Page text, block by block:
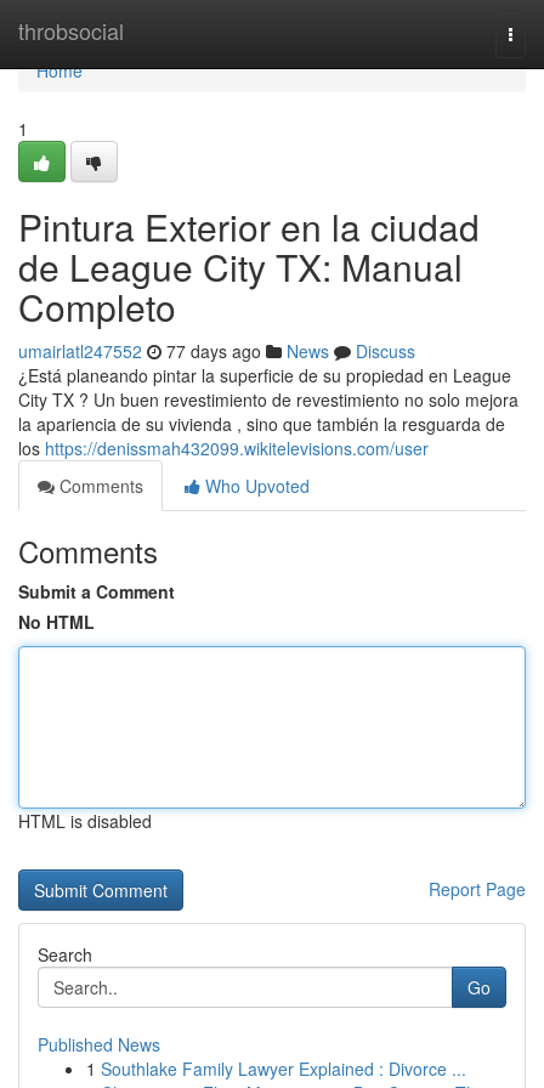
throbsocial
Home
Home
1
Pintura Exterior en la ciudad
de League City TX: Manual
Completo
umairlatl247552 77 days ago News
Discuss
¿Está planeando pintar la superficie de su propiedad en League
City TX ? Un buen revestimiento de revestimiento no solo mejora
la apariencia de su vivienda , sino que también la resguarda de
los https://denissmah432099.wikitelevisions.com/user
Comments
Who Upvoted
Comments
Submit a Comment
No HTML
HTML is disabled
Report Page
Search
Go
Published News
1 Southlake Family Lawyer Explained : Divorce ...